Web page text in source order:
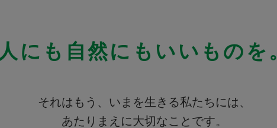
人にも自然にもいいものを
それはもう、いまを生きる私たちには、
あたりまえに大切なことです。